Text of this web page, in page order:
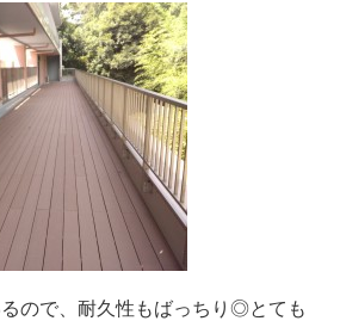
ので、耐久性もばっちり◎とても